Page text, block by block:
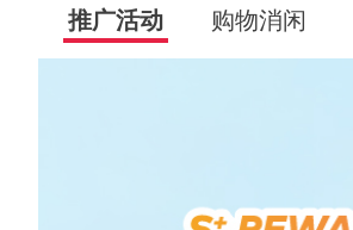
推广活动 购物消闲